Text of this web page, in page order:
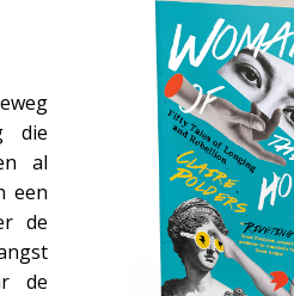
die
al
een
de
de